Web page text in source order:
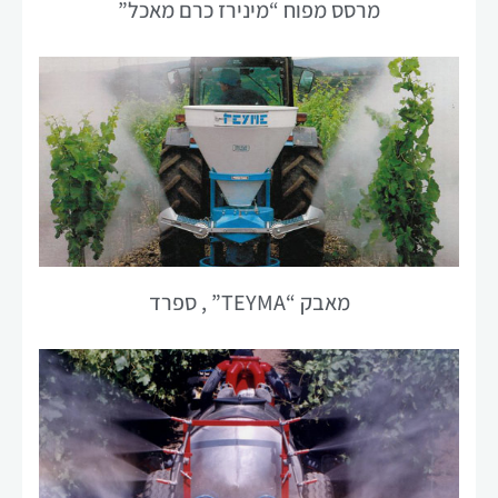
מרסס מפוח “מינירז כרם מאכל”
מאבק “TEYMA” , ספרד